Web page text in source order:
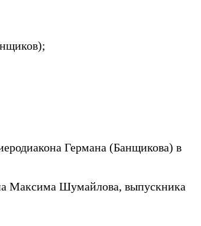
Германа (Банщикова) в
Максима Шумайлова, выпускника